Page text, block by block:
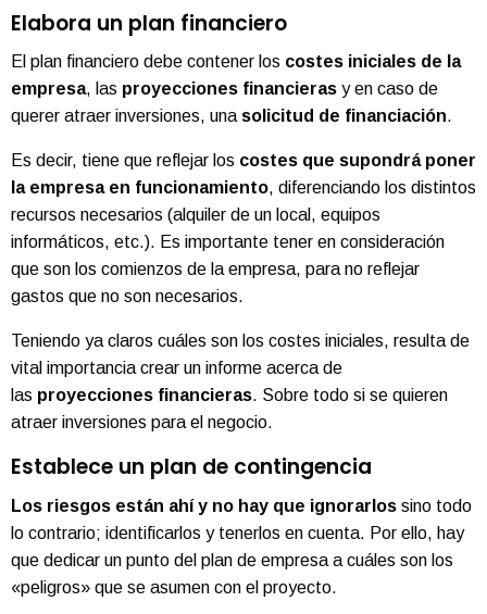
Elabora un plan financiero
El plan financiero debe contener los costes iniciales de la
empresa, las proyecciones financieras y en caso de
querer atraer inversiones, una solicitud de financiación.
Es decir, tiene que reflejar los costes que supondrá poner
la empresa en funcionamiento, diferenciando los distintos
recursos necesarios (alquiler de un local, equipos
informáticos, etc.). Es importante tener en consideración
que son los comienzos de la empresa, para no reflejar
gastos que no son necesarios.
Teniendo ya claros cuáles son los costes iniciales, resulta de
vital importancia crear un informe acerca de
las proyecciones financieras. Sobre todo si se quieren
atraer inversiones para el negocio.
Establece un plan de contingencia
Los riesgos están ahí y no hay que ignorarlos sino todo
lo contrario; identificarlos y tenerlos en cuenta. Por ello, hay
que dedicar un punto del plan de empresa a cuáles son los
«peligros» que se asumen con el proyecto.